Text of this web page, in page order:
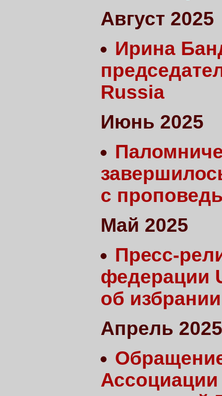
Август 2025
Ирина
Russia
Июнь 2025
с
Май 2025
Пресс-
федерации
об
Апрель 2025
Ассоциации